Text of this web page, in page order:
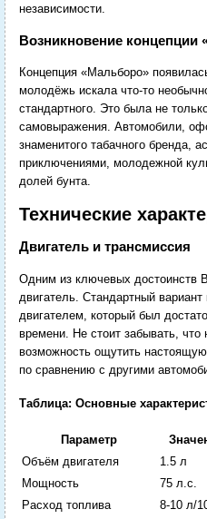
независимости.
Возникновение концепции
Концепция «Мальборо»
молодёжь искала что-то
стандартного. Это была не
самовыражения. Автомобили,
знаменитого табачного бренда,
приключениями, молодежной
долей бунта.
Технические
Двигатель и трансмиссия
Одним из ключевых достоинств
двигатель. Стандартный
двигателем, который был
времени. Не стоит забывать,
возможность ощутить
по сравнению с другими
Таблица: Основные
Параметр
Объём двигателя
1.5 л
Мощность
75 л.с.
Расход топлива
8-10 л/